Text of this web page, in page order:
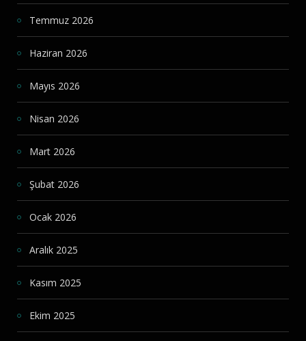
Temmuz 2026
Haziran 2026
Mayıs 2026
Nisan 2026
Mart 2026
Şubat 2026
Ocak 2026
Aralık 2025
Kasım 2025
Ekim 2025